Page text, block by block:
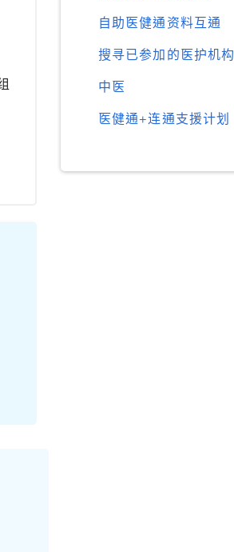
自助医健通资料互通
搜寻已参加的医护机构
中医
医健通+连通支援计划